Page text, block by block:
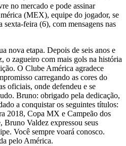
no mercado e pode assinar
(MEX), equipe do jogador, se
feira (6), com mensagens nas
nova etapa. Depois de seis anos e
o zagueiro com mais gols na história
O Clube América agradece
carregando as cores do
oficiais, onde defendeu e se
Bruno: obrigado pela dedicação,
a conquistar os seguintes títulos:
2018, Copa MX e Campeão dos
Bruno Valdez expressou seus
Você sempre voará conosco.
pelo América.